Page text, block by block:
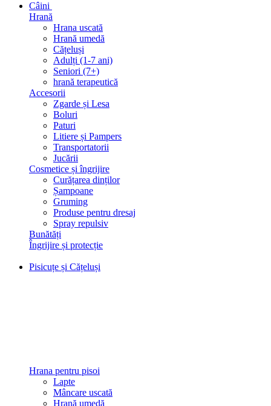
Câini
Hrană
Hrana uscată
Hrană umedă
Cățeluși
Adulți (1-7 ani)
Seniori (7+)
hrană terapeutică
Accesorii
Zgarde și Lesa
Boluri
Paturi
Litiere și Pampers
Transportatorii
Jucării
Cosmetice și îngrijire
Curățarea dinților
Șampoane
Gruming
Produse pentru dresaj
Spray repulsiv
Bunătăți
Îngrijire și protecție
Pisicuțe și Cățeluși
Hrana pentru pisoi
Lapte
Mâncare uscată
Hrană umedă